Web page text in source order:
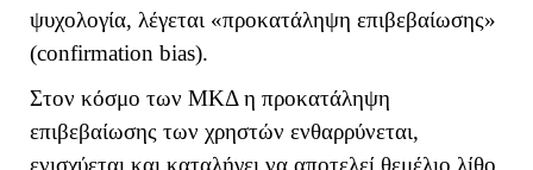
ψυχολογία, λέγεται «προκατάληψη επιβεβαίωσης»
(confirmation bias).
Στον κόσμο των ΜΚΔ η προκατάληψη
επιβεβαίωσης των χρηστών ενθαρρύνεται,